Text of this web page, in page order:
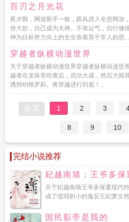
百刃之月光花
夜夕顏，网游新手一枚，跟风进入全息网游
傍大款，自己成为大神。不靠运气，自行修
神为目标努力向上的女生靠着异于常人的思...
穿越者纵横动漫世界
关于穿越者纵横动漫世界穿越者纵横动漫世
越者在龙珠里吃瘪后，武功大成，然后大闹
诱拐幼稚罗莉。将穿越进行到底！...
首 页 1 2 3
8 9 10
完结小说推荐
妃越南墙：王爷多保
关于妃越南墙王爷多保重现代
成了懦弱胆小的逸安王妃萧文
国民影帝是我的